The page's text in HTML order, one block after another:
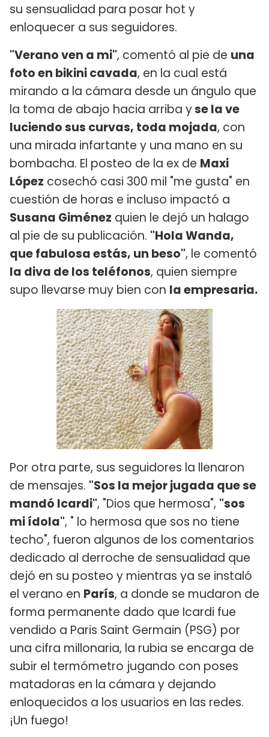
su sensualidad para posar hot y
enloquecer a sus seguidores.
"Verano ven a mi", comentó al pie de una
foto en bikini cavada, en la cual está
mirando a la cámara desde un ángulo que
la toma de abajo hacia arriba yse la ve
luciendo sus curvas, toda mojada, con
una mirada infartante y una mano en su
bombacha. El posteo de la ex de Maxi
López cosechó casi 300 mil "me gusta" en
cuestión de horas e incluso impactó a
Susana Giménez quien le dejó un halago
al pie de su publicación. "Hola Wanda,
que fabulosa estás, un beso", le comentó
la diva de los teléfonos, quien siempre
supo llevarse muy bien con la empresaria.
Por otra parte, sus seguidores la llenaron
de mensajes. "Sos la mejor jugada que se
mandó Icardi", "Dios que hermosa", "sos
mi ídola", " lo hermosa que sos no tiene
techo", fueron algunos de los comentarios
dedicado al derroche de sensualidad que
dejó en su posteo y mientras ya se instaló
el verano en París, a donde se mudaron de
forma permanente dado que Icardi fue
vendido a Paris Saint Germain (PSG) por
una cifra millonaria, la rubia se encarga de
subir el termómetro jugando con poses
matadoras en la cámara y dejando
enloquecidos a los usuarios en las redes.
¡Un fuego!